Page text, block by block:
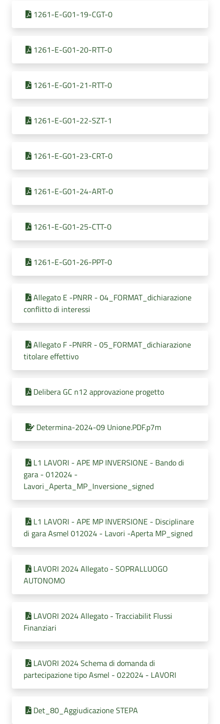
1261-E-G01-19-CGT-0
1261-E-G01-20-RTT-0
1261-E-G01-21-RTT-0
1261-E-G01-22-SZT-1
1261-E-G01-23-CRT-0
1261-E-G01-24-ART-0
1261-E-G01-25-CTT-0
1261-E-G01-26-PPT-0
Allegato E -PNRR - 04_FORMAT_dichiarazione
conflitto di interessi
Allegato F -PNRR - 05_FORMAT_dichiarazione
titolare effettivo
Delibera GC n12 approvazione progetto
Determina-2024-09 Unione.PDF.p7m
L1 LAVORI - APE MP INVERSIONE - Bando di
gara - 012024 -
Lavori_Aperta_MP_Inversione_signed
L1 LAVORI - APE MP INVERSIONE - Disciplinare
di gara Asmel 012024 - Lavori -Aperta MP_signed
LAVORI 2024 Allegato - SOPRALLUOGO
AUTONOMO
LAVORI 2024 Allegato - Tracciabilit Flussi
Finanziari
LAVORI 2024 Schema di domanda di
partecipazione tipo Asmel - 022024 - LAVORI
Det_80_Aggiudicazione STEPA